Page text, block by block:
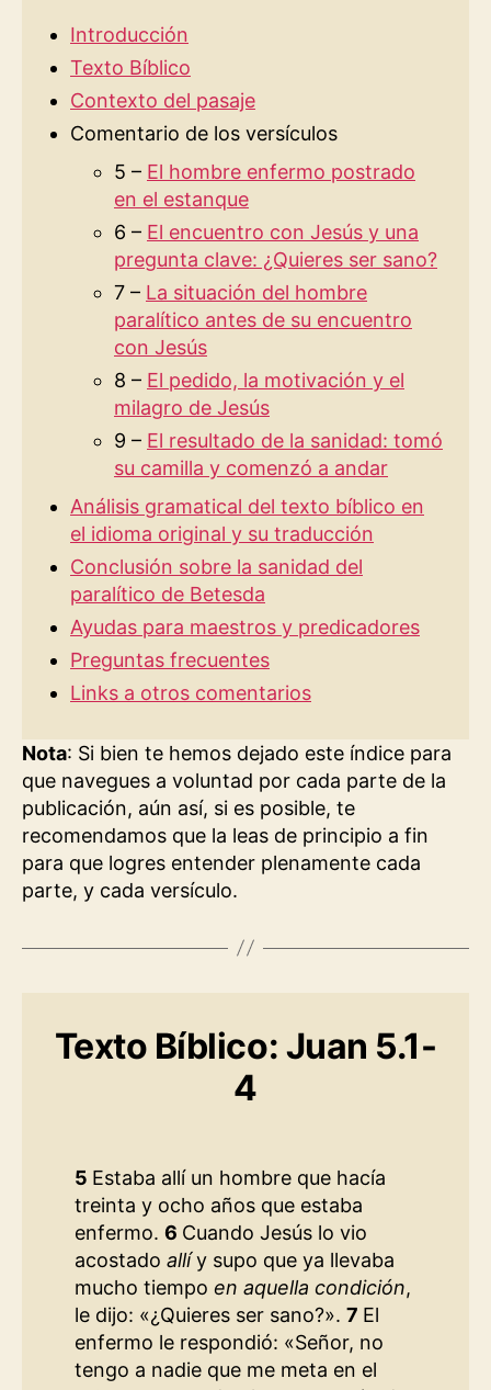
Introducción
Texto Bíblico
Contexto del pasaje
Comentario de los versículos
5 – El hombre enfermo postrado
en el estanque
6 – El encuentro con Jesús y una
pregunta clave: ¿Quieres ser sano?
7 – La situación del hombre
paralítico antes de su encuentro
con Jesús
8 – El pedido, la motivación y el
milagro de Jesús
9 – El resultado de la sanidad: tomó
su camilla y comenzó a andar
Análisis gramatical del texto bíblico en
el idioma original y su traducción
Conclusión sobre la sanidad del
paralítico de Betesda
Ayudas para maestros y predicadores
Preguntas frecuentes
Links a otros comentarios
Nota: Si bien te hemos dejado este índice para
que navegues a voluntad por cada parte de la
publicación, aún así, si es posible, te
recomendamos que la leas de principio a fin
para que logres entender plenamente cada
parte, y cada versículo.
Texto Bíblico: Juan 5.1-
4
5 Estaba allí un hombre que hacía
treinta y ocho años que estaba
enfermo. 6 Cuando Jesús lo vio
acostado allíy supo que ya llevaba
mucho tiempo en aquella condición,
le dijo: «¿Quieres ser sano?». 7 El
enfermo le respondió: «Señor, no
tengo a nadie que me meta en el